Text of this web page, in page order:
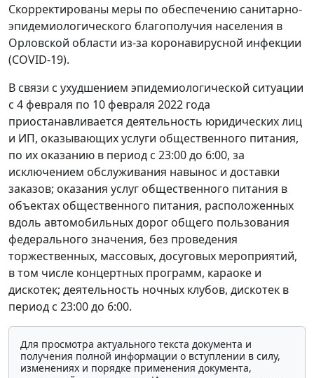
Скорректированы меры по обеспечению санитарно-
эпидемиологического благополучия населения в
Орловской области из-за коронавирусной инфекции
(COVID-19).
В связи с ухудшением эпидемиологической ситуации
с 4 февраля по 10 февраля 2022 года
приостанавливается деятельность юридических лиц
и ИП, оказывающих услуги общественного питания,
по их оказанию в период с 23:00 до 6:00, за
исключением обслуживания навынос и доставки
заказов; оказания услуг общественного питания в
объектах общественного питания, расположенных
вдоль автомобильных дорог общего пользования
федерального значения, без проведения
торжественных, массовых, досуговых мероприятий,
в том числе концертных программ, караоке и
дискотек; деятельность ночных клубов, дискотек в
период с 23:00 до 6:00.
Для просмотра актуального текста документа и
получения полной информации о вступлении в силу,
изменениях и порядке применения документа,